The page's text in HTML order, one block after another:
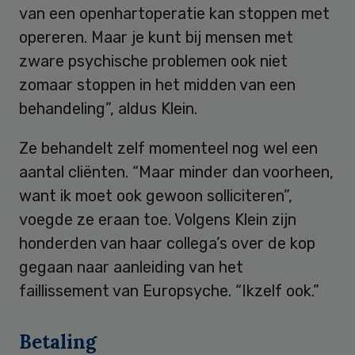
van een openhartoperatie kan stoppen met
opereren. Maar je kunt bij mensen met
zware psychische problemen ook niet
zomaar stoppen in het midden van een
behandeling”, aldus Klein.
Ze behandelt zelf momenteel nog wel een
aantal cliënten. “Maar minder dan voorheen,
want ik moet ook gewoon solliciteren”,
voegde ze eraan toe. Volgens Klein zijn
honderden van haar collega’s over de kop
gegaan naar aanleiding van het
faillissement van Europsyche. “Ikzelf ook.”
Betaling